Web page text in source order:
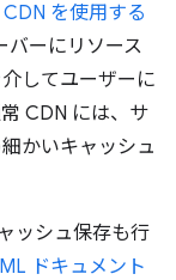
CDN を使用する
バーにリソース
してユーザーに
CDN には、サ
かいキャッシュ
ッシュ保存も行
ドキュメント